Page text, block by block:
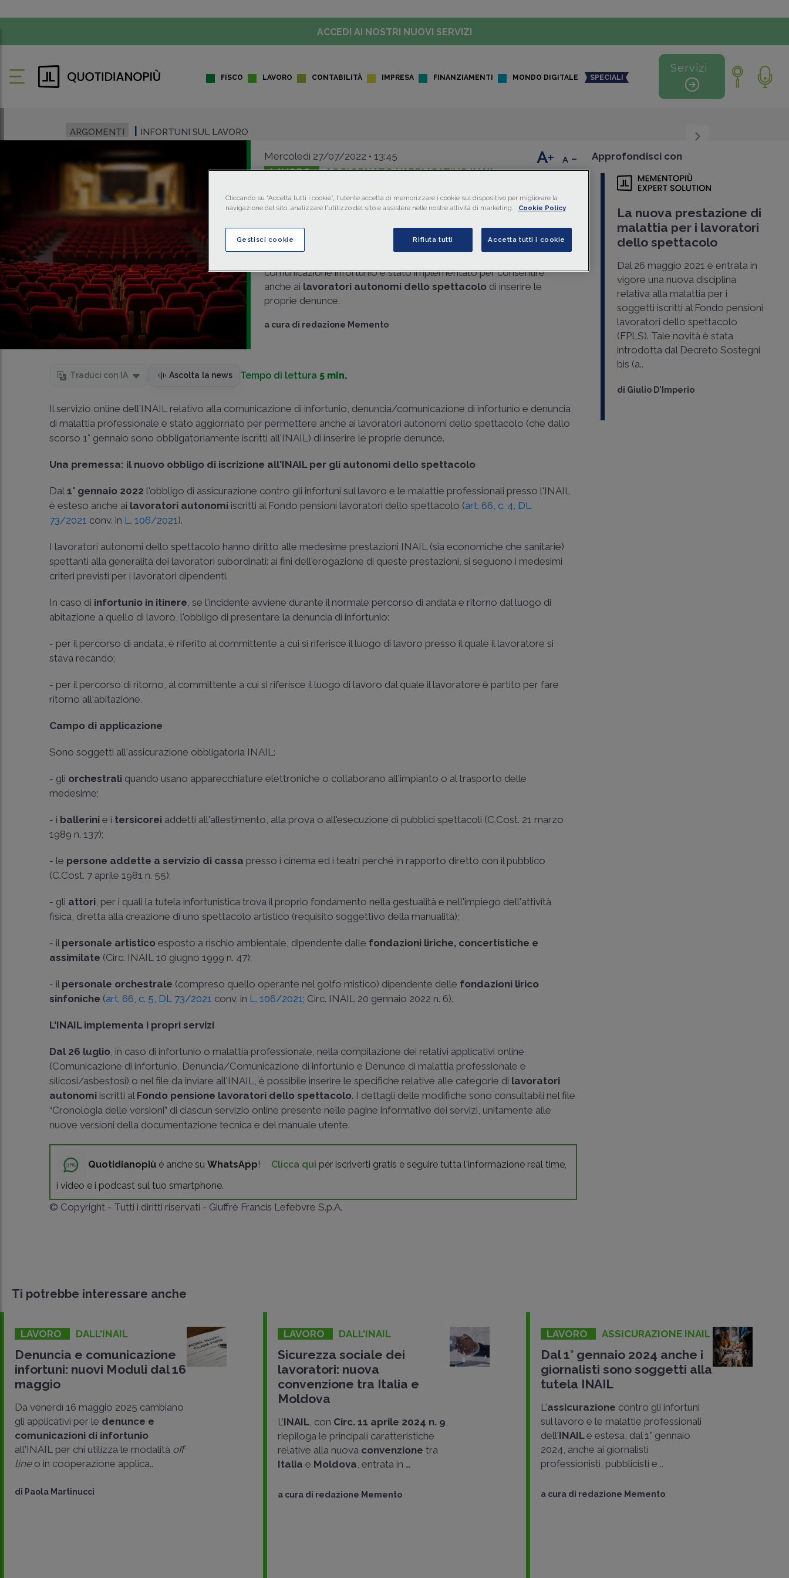
ACCEDI AI NOSTRI NUOVI SERVIZI
FISCO LAVORO CONTABILITÀ IMPRESA FINANZIAMENTI MONDO DIGITALE SPECIALI
Servizi
ARGOMENTI INFORTUNI SUL LAVORO
Mercoledì 27/07/2022 • 13:45
LAVORO
AGGIORNATO L'APPLICATIVO INAIL
Autonomi dello spettacolo: online
il servizio comunicazione
infortunio
comunicazione infortunio è stato implementato per consentire
anche ai lavoratori autonomi dello spettacolo di inserire le
proprie denunce.
a cura di redazione Memento
+ -
Traduci con IA Ascolta la news Tempo di lettura 5 min.
Il servizio online dell'INAIL relativo alla comunicazione di infortunio, denuncia/comunicazione di infortunio e denuncia
di malattia professionale è stato aggiornato per permettere anche ai lavoratori autonomi dello spettacolo (che dallo
scorso 1° gennaio sono obbligatoriamente iscritti all'INAIL) di inserire le proprie denunce.
Una premessa: il nuovo obbligo di iscrizione all'INAIL per gli autonomi dello spettacolo
Dal 1° gennaio 2022 l'obbligo di assicurazione contro gli infortuni sul lavoro e le malattie professionali presso l'INAIL
è esteso anche ai lavoratori autonomi iscritti al Fondo pensioni lavoratori dello spettacolo (art. 66, c. 4, DL
73/2021 conv. in L. 106/2021).
I lavoratori autonomi dello spettacolo hanno diritto alle medesime prestazioni INAIL (sia economiche che sanitarie)
spettanti alla generalità dei lavoratori subordinati: ai fini dell'erogazione di queste prestazioni, si seguono i medesimi
criteri previsti per i lavoratori dipendenti.
In caso di infortunio in itinere, se l'incidente avviene durante il normale percorso di andata e ritorno dal luogo di
abitazione a quello di lavoro, l'obbligo di presentare la denuncia di infortunio:
- per il percorso di andata, è riferito al committente a cui si riferisce il luogo di lavoro presso il quale il lavoratore si
stava recando;
- per il percorso di ritorno, al committente a cui si riferisce il luogo di lavoro dal quale il lavoratore è partito per fare
ritorno all'abitazione.
Campo di applicazione
Sono soggetti all'assicurazione obbligatoria INAIL:
- gli orchestrali quando usano apparecchiature elettroniche o collaborano all'impianto o al trasporto delle
medesime;
- i ballerini e i tersicorei addetti all'allestimento, alla prova o all'esecuzione di pubblici spettacoli (C.Cost. 21 marzo
1989 n. 137);
- le persone addette a servizio di cassa presso i cinema ed i teatri perché in rapporto diretto con il pubblico
(C.Cost. 7 aprile 1981 n. 55);
- gli attori, per i quali la tutela infortunistica trova il proprio fondamento nella gestualità e nell'impiego dell'attività
fisica, diretta alla creazione di uno spettacolo artistico (requisito soggettivo della manualità);
- il personale artistico esposto a rischio ambientale, dipendente dalle fondazioni liriche, concertistiche e
assimilate (Circ. INAIL 10 giugno 1999 n. 47);
- il personale orchestrale (compreso quello operante nel golfo mistico) dipendente delle fondazioni lirico
sinfoniche (art. 66, c. 5, DL 73/2021 conv. in L. 106/2021; Circ. INAIL 20 gennaio 2022 n. 6).
L'INAIL implementa i propri servizi
Dal 26 luglio, in caso di infortunio o malattia professionale, nella compilazione dei relativi applicativi online
(Comunicazione di infortunio, Denuncia/Comunicazione di infortunio e Denunce di malattia professionale e
silicosi/asbestosi) o nel file da inviare all'INAIL, è possibile inserire le specifiche relative alle categorie di lavoratori
autonomi iscritti al Fondo pensione lavoratori dello spettacolo. I dettagli delle modifiche sono consultabili nel file
“Cronologia delle versioni” di ciascun servizio online presente nelle pagine informative dei servizi, unitamente alle
nuove versioni della documentazione tecnica e del manuale utente.
Quotidianopiù è anche suWhatsApp! Clicca qui per iscriverti gratis e seguire tutta l'informazione real time,
i video e i podcast sul tuo smartphone.
© Copyright - Tutti i diritti riservati - Giuffrè Francis Lefebvre S.p.A.
Approfondisci con
La nuova prestazione di
malattia per i lavoratori
dello spettacolo
Dal 26 maggio 2021 è entrata in
vigore una nuova disciplina
relativa alla malattia per i
soggetti iscritti al Fondo pensioni
lavoratori dello spettacolo
(FPLS). Tale novità è stata
introdotta dal Decreto Sostegni
bis (a..
di Giulio D'Imperio
Ti potrebbe interessare anche
LAVORO DALL'INAIL
Denuncia e comunicazione
infortuni: nuovi Moduli dal 16
maggio
Da venerdì 16 maggio 2025 cambiano
gli applicativi per le denunce e
comunicazioni di infortunio
all'INAIL per chi utilizza le modalità off
lineo in cooperazione applica..
di Paola Martinucci
LAVORO DALL'INAIL
Sicurezza sociale dei
lavoratori: nuova
convenzione tra Italia e
Moldova
L’INAIL, con Circ. 11 aprile 2024 n. 9,
riepiloga le principali caratteristiche
relative alla nuova convenzione tra
Italia e Moldova, entrata in ..
a cura di redazione Memento
LAVORO ASSICURAZIONE INAIL
Dal 1° gennaio 2024 anche i
giornalisti sono soggetti alla
tutela INAIL
L'assicurazione contro gli infortuni
sul lavoro e le malattie professionali
dell'INAILè estesa, dal 1° gennaio
2024, anche ai giornalisti
professionisti, pubblicisti e ..
a cura di redazione Memento
Cliccando su “Accetta tutti i cookie”, l'utente accetta di memorizzare i cookie sul dispositivo per migliorare la
navigazione del sito, analizzare l'utilizzo del sito e assistere nelle nostre attività di marketing.
Cookie Policy
Gestisci cookie Rifiuta tutti Accetta tutti i cookie